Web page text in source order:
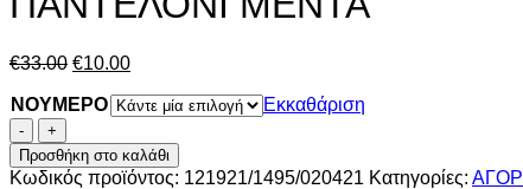
€33.00 Original
was:
€10.00Η
τιμή
€10.00.
ΝΟΥΜΕΡΟ
Εκκαθάριση
ΠΑΝΤΕΛΟΝΙ
ΜΕΝΤΑ
ποσότητα
Προσθήκη στο καλάθι
Κωδικός προϊόντος: 121921/1495/020421 Κατηγορίες: ΑΓΟΡΙ